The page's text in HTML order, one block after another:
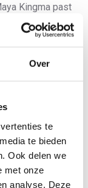
Over
te
te bieden
Ook delen we
met onze
analyse. Deze
Kingma past
voor het WK
om 14.00 uur
volgen
goed te
en
het